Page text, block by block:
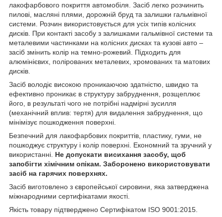
лакофарбового покриття автомобіля. Засіб легко розчинить
пилові, масляні плями, дорожній бруд та залишки гальмівної
системи. Розчин використовується для усіх типів колісних
дисків. При контакті засобу з залишками гальмівної системи та
металевими частинками на колісних дисках та кузові авто –
засіб змінить колір на темно-рожевий. Підходить для
алюмінієвих, полірованих металевих, хромованих та матових
дисків.
Засіб володіє високою проникаючою здатністю, швидко та
ефективно проникає в структуру забруднення, розщеплює
його, в результаті чого не потрібні надмірні зусилля
(механічний вплив: тертя) для видалення забруднення, що
мінімізує пошкодження поверхні.
Безпечний для лакофарбових покриттів, пластику, гуми, не
пошкоджує структуру і колір поверхні. Економний та зручний у
використанні. Не допускати висихання засобу, щоб
запобігти хімічним опікам. Заборонено використовувати
засіб на гарячих поверхнях.
Засіб виготовлено з європейської сировини, яка затверджена
міжнародними сертифікатами якості.
Якість товару підтверджено Сертифікатом ISO 9001:2015.